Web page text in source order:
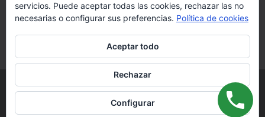
Llámanos
+34648290063
Copyright © PROCON
, temai-excelpor TemplatesNext.
servicios. Puede aceptar todas las cookies, rechazar las no
necesarias o configurar sus preferencias. Política de cookies
Aceptar todo
Rechazar
Configurar